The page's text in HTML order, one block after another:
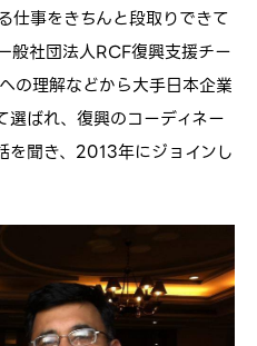
仕事をきちんと段取りできて
般社団法人RCF復興支援チー
の理解などから大手日本企業
選ばれ、復興のコーディネー
を聞き、2013年にジョインし